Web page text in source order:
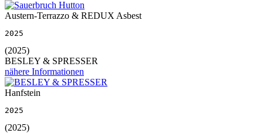
Austern-Terrazzo & REDUX Asbest
2025
(2025)
BESLEY & SPRESSER
nähere Informationen
Hanfstein
2025
(2025)